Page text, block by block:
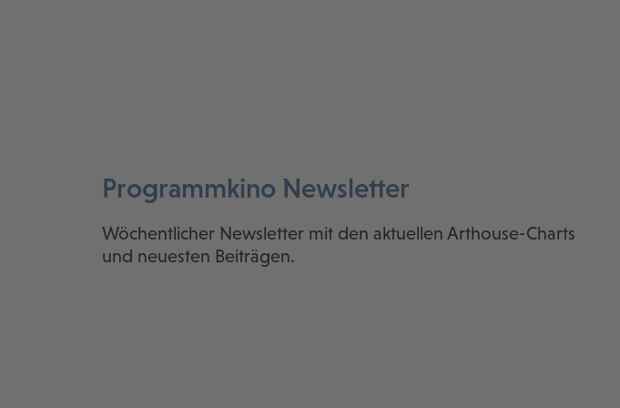
Programmkino Newsletter
Wöchentlicher Newsletter mit den aktuellen Arthouse-Charts
und neuesten Beiträgen.